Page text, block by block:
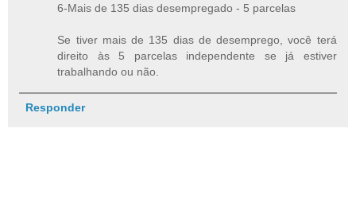
6-Mais de 135 dias desempregado - 5 parcelas
Se tiver mais de 135 dias de desemprego, você terá
direito às 5 parcelas independente se já estiver
trabalhando ou não.
Responder